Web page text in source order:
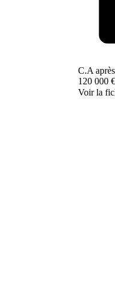
C.A
120 000 €
Voir la